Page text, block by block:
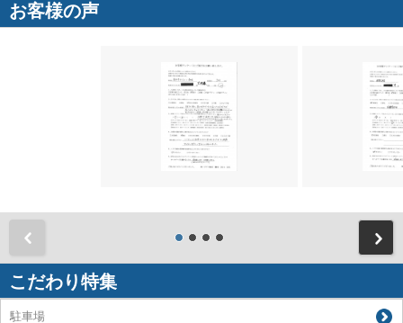
お客様の声
こだわり特集
駐車場